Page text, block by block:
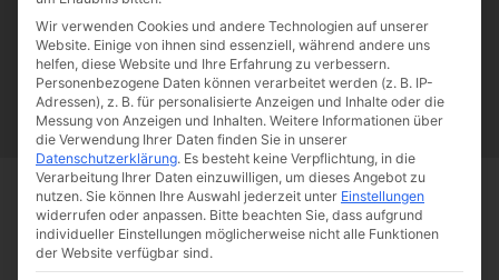
Papst Franziskus Ehe Sex Liebe Familie
Katholizismus
Franziskus
50 Jahre Humanae vitae Katholische Kirche
Start Schlagworte Verhaltenstherapie
Wir verwenden Cookies und andere Technologien auf unserer
Website. Einige von ihnen sind essenziell, während andere uns
helfen, diese Website und Ihre Erfahrung zu verbessern.
Personenbezogene Daten können verarbeitet werden (z. B. IP-
Adressen), z. B. für personalisierte Anzeigen und Inhalte oder die
Messung von Anzeigen und Inhalten. Weitere Informationen über
die Verwendung Ihrer Daten finden Sie in unserer
Datenschutzerklärung. Es besteht keine Verpflichtung, in die
Verarbeitung Ihrer Daten einzuwilligen, um dieses Angebot zu
nutzen. Sie können Ihre Auswahl jederzeit unter Einstellungen
widerrufen oder anpassen. Bitte beachten Sie, dass aufgrund
individueller Einstellungen möglicherweise nicht alle Funktionen
der Website verfügbar sind.